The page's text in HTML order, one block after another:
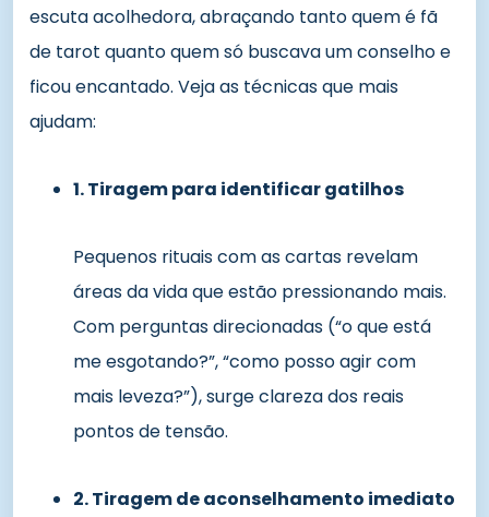
escuta acolhedora, abraçando tanto quem é fã
de tarot quanto quem só buscava um conselho e
ficou encantado. Veja as técnicas que mais
ajudam:
1. Tiragem para identificar gatilhos
Pequenos rituais com as cartas revelam
áreas da vida que estão pressionando mais.
Com perguntas direcionadas (“o que está
me esgotando?”, “como posso agir com
mais leveza?”), surge clareza dos reais
pontos de tensão.
2. Tiragem de aconselhamento imediato